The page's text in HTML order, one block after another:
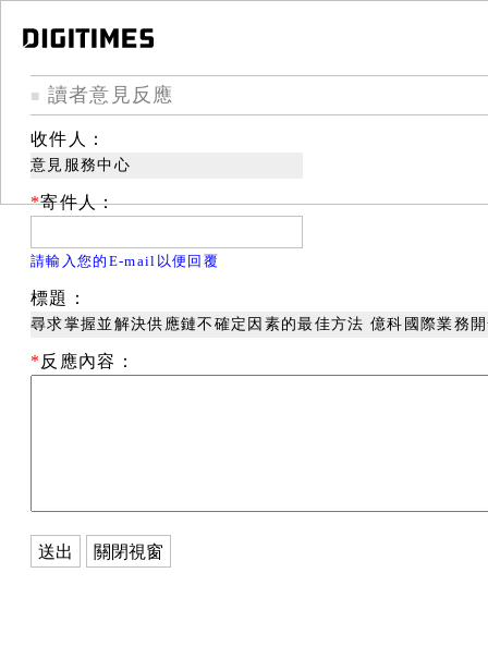
■ 讀者意見反應
收件人：
意見服務中心
*寄件人：
請輸入您的E-mail以便回覆
標題：
尋求掌握並解決供應鏈不確定因素的最佳方法 億科國際業務
* 反應內容：